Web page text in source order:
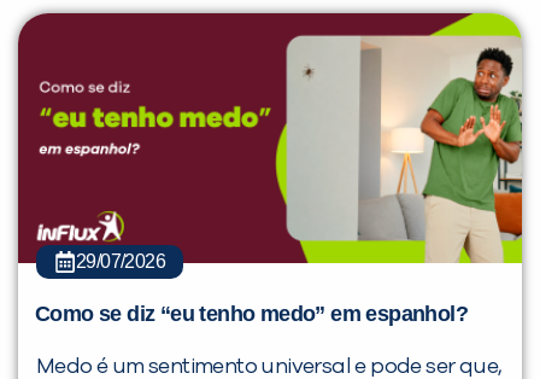
29/07/2026
Como se diz “eu tenho medo” em espanhol?
Medo é um sentimento universal e pode ser que,